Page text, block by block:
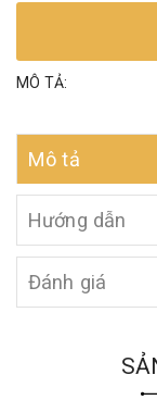
MÔ TẢ:
Mô tả
Hướng dẫn
Đánh giá